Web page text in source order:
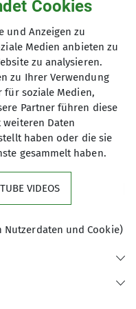
Ehrenrat
Vorbereitung
führen wir
Eifel, Hunsrück,
durch. Unsere
Wanderungen
Bei
Bergwege und
an einem
erwünscht.
sich
sind zu allen
e.V.
Cookies
und Anzeigen zu
Medien anbieten zu
zu analysieren.
zu Ihrer Verwendung
für soziale Medien,
Partner führen diese
Daten
haben oder die sie
gesammelt haben.
VIDEOS
Nutzerdaten und Cookie)